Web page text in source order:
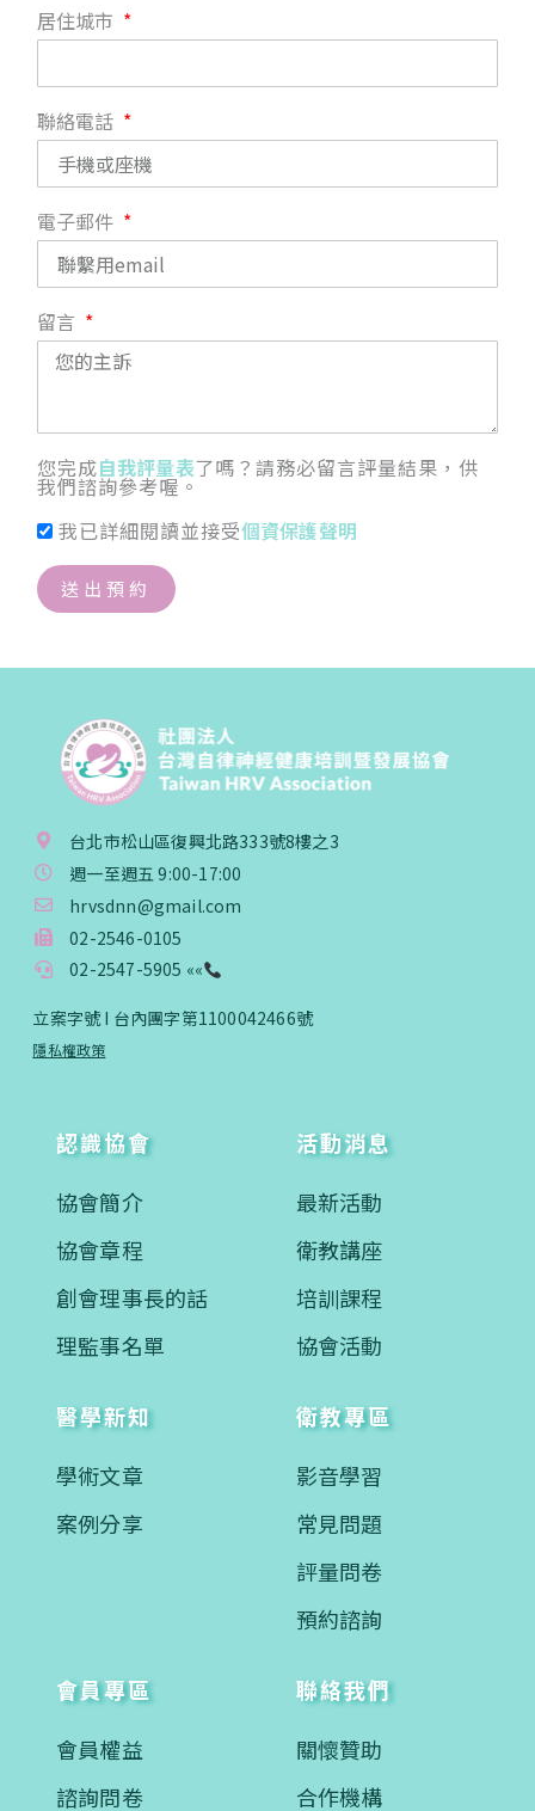
居住城市
聯絡電話
電子郵件
留言
您完成自我評量表了嗎？請務必留言評量結果，供
我們諮詢參考喔。
我已詳細閱讀並接受個資保護聲明
送出預約
台北市松山區復興北路333號8樓之3
週一至週五 9:00-17:00
hrvsdnn@gmail.com
02-2546-0105
02-2547-5905 ««
立案字號 I 台內團字第1100042466號
隱私權政策
認識協會
協會簡介
協會章程
創會理事長的話
理監事名單
活動消息
最新活動
衛教講座
培訓課程
協會活動
醫學新知
學術文章
案例分享
衛教專區
影音學習
常見問題
評量問卷
預約諮詢
會員專區
會員權益
諮詢問卷
聯絡我們
關懷贊助
合作機構